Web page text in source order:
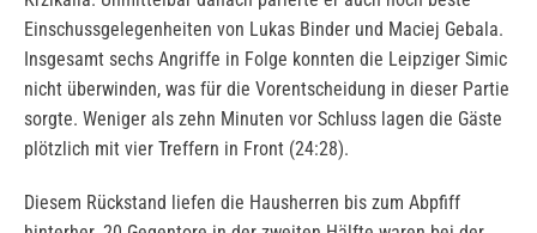
Einschussgelegenheiten von Lukas Binder und Maciej Gebala.
Insgesamt sechs Angriffe in Folge konnten die Leipziger Simic
nicht überwinden, was für die Vorentscheidung in dieser Partie
sorgte. Weniger als zehn Minuten vor Schluss lagen die Gäste
plötzlich mit vier Treffern in Front (24:28).
Diesem Rückstand liefen die Hausherren bis zum Abpfiff